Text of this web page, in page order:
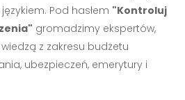
Pod hasłem "Kontroluj
gromadzimy ekspertów,
z zakresu budżetu
ubezpieczeń, emerytury i